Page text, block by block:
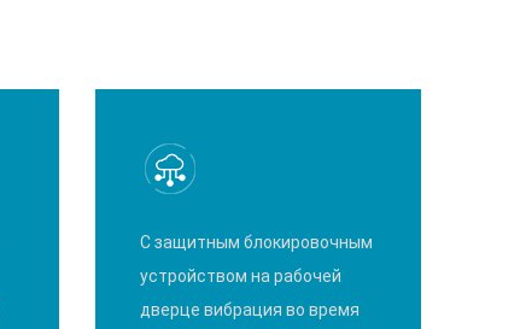
С защитным блокировочным
устройством на рабочей
дверце вибрация во время